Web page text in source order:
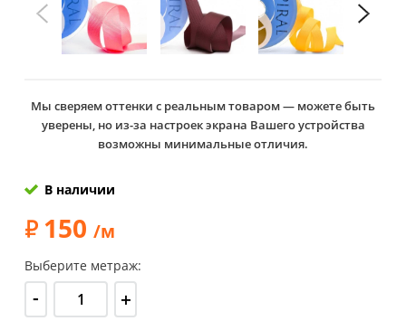
Мы сверяем оттенки с реальным товаром — можете быть
уверены, но из-за настроек экрана Вашего устройства
возможны минимальные отличия.
В наличии
150 /м
Выберите метраж:
- +